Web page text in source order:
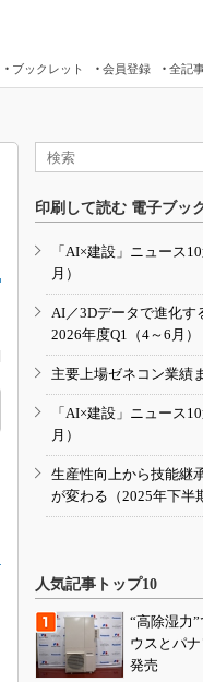
ブックレット 会員登録 全記
印刷して読む 電子ブッ
「AI×建設」ニュース
月）
AI／3Dデータで進化す
2026年度Q1（4～6月）
主要上場ゼネコン業績
「AI×建設」ニュース
月）
生産性向上から技能
が変わる（2025年下半
人気記事トップ10
“高除湿力
ウスとパ
発売